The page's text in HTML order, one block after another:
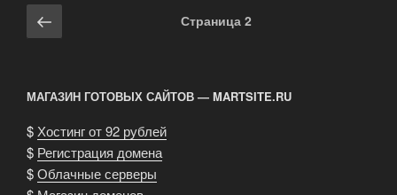
Навигация
по
Предыдущая
страница
Страница 2
МАГАЗИН ГОТОВЫХ САЙТОВ — MARTSITE.RU
$ Хостинг от 92 рублей
$ Регистрация домена
$Облачные серверы